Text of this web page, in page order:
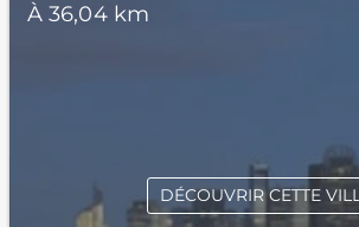
À 36,04 km
DÉCOUVRIR CETTE